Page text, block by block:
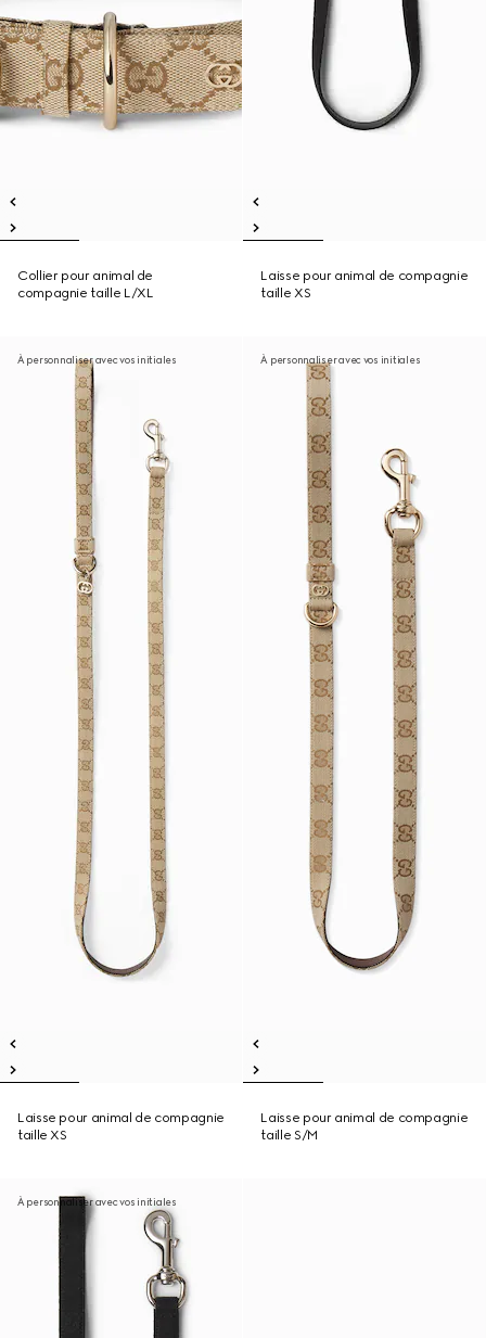
Collier pour animal de
compagnie taille L/XL
Laisse pour animal de compagnie
taille XS
À personnaliser avec vos initiales
Laisse pour animal de compagnie
taille XS
À personnaliser avec vos initiales
Laisse pour animal de compagnie
taille S/M
À personnaliser avec vos initiales